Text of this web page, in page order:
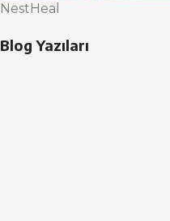
NestHeal
Blog Yazıları